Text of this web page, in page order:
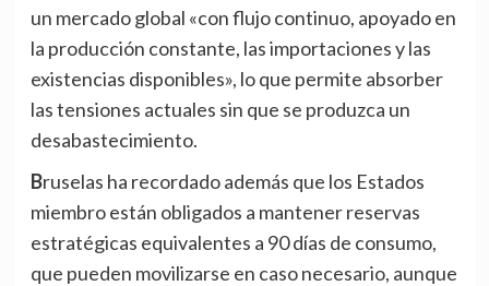
un mercado global «con flujo continuo, apoyado en
la producción constante, las importaciones y las
existencias disponibles», lo que permite absorber
las tensiones actuales sin que se produzca un
desabastecimiento.
Bruselas ha recordado además que los Estados
miembro están obligados a mantener reservas
estratégicas equivalentes a 90 días de consumo,
que pueden movilizarse en caso necesario, aunque